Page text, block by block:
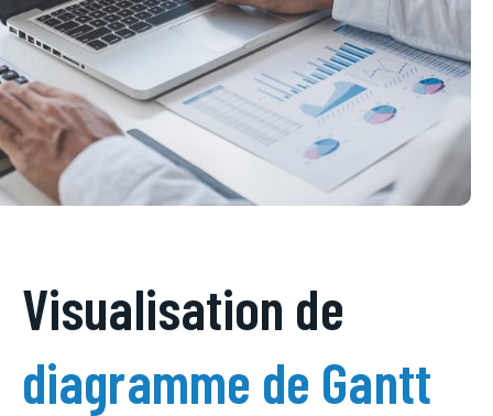
Visualisation de
diagramme de Gantt